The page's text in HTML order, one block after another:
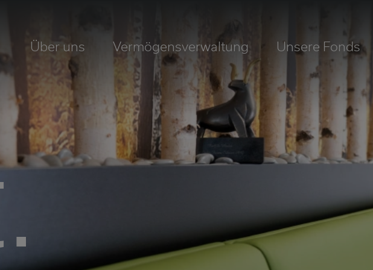
Über uns Vermögensverwaltung Unsere Fonds